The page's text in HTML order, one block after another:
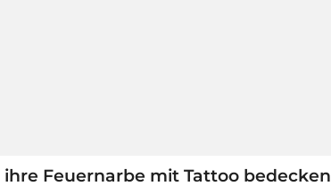
Feuernarbe mit Tattoo bedecken